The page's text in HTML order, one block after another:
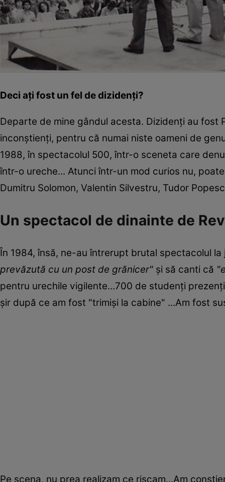
Deci ați fost un fel de dizidenți?
Departe de mine gândul acesta. Dizidenți au fost
inconștienți, pentru că numai niste oameni de
1988, în spectacolul 500, într-o sceneta care
într-o ureche... Atunci într-un mod curios nu,
Dumitru Solomon, Valentin Silvestru, Tudor
Un spectacol de dinainte de
În 1984, însă, ne-au întrerupt brutal spectacolul
prevăzută cu un post de grănicer" și să canti că
pentru urechile vigilente...700 de studenți
şir după ce am fost "trimiși la cabine" ...Am fost
Pe scena, nu prea realizam ce riscam...Am